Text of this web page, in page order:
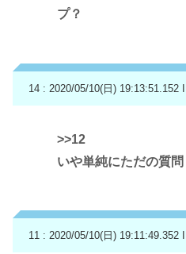
プ？
14 : 2020/05/10(日) 19:13:51.152
>>12
いや単純にただの質問
11 : 2020/05/10(日) 19:11:49.352